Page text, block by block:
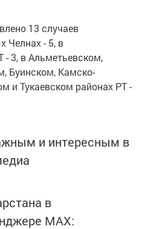
13 случаев
Челнах - 5, в
- 3, в Альметьевском,
Буинском, Камско-
и Тукаевском районах РТ -
и интересным в
в
MАХ: